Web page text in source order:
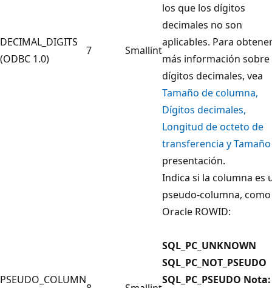
DECIMAL_DIGITS
(ODBC 1.0)
7 Smallint
los que los dígitos
decimales no son
aplicables. Para
más información sobre
dígitos decimales, vea
Tamaño de columna,
Dígitos decimales,
Longitud de octeto de
transferencia y Tamaño
presentación.
PSEUDO_COLUMN
Indica si la columna es
pseudo-columna, como
Oracle ROWID:
SQL_PC_UNKNOWN
SQL_PC_NOT_PSEUDO
SQL_PC_PSEUDO Nota: